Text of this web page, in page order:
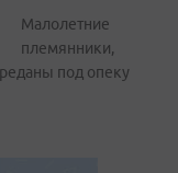
Малолетние
племянники,
под опеку